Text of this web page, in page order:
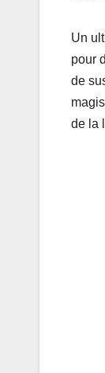
Un
pour
de
de la